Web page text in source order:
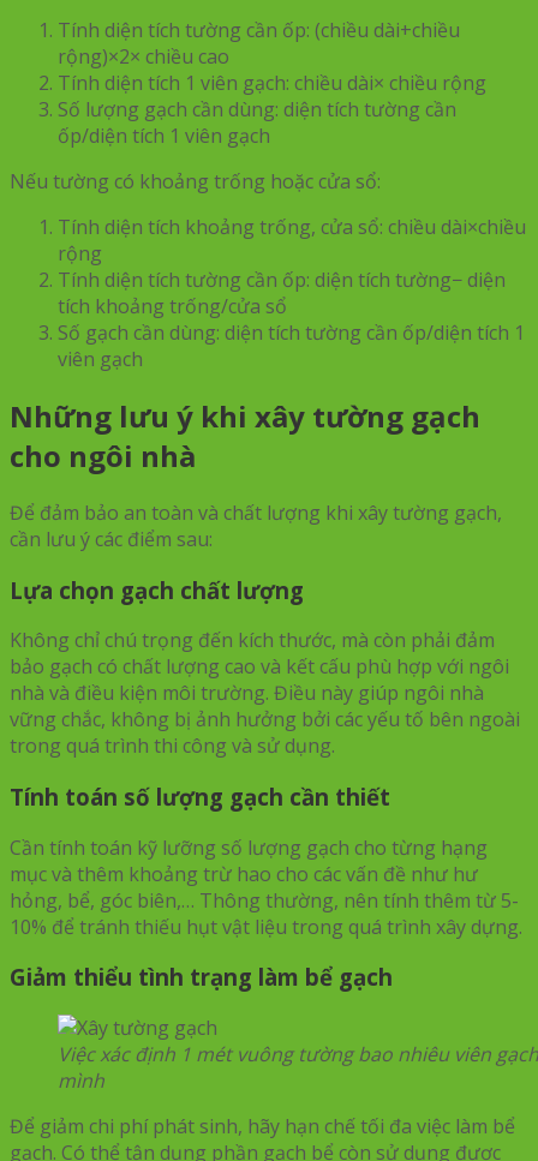
Tính diện tích tường cần ốp: (chiều dài+chiều
rộng)×2× chiều cao
Tính diện tích 1 viên gạch: chiều dài× chiều rộng
Số lượng gạch cần dùng: diện tích tường cần
ốp/diện tích 1 viên gạch
Nếu tường có khoảng trống hoặc cửa sổ:
Tính diện tích khoảng trống, cửa sổ: chiều dài×chiều
rộng
Tính diện tích tường cần ốp: diện tích tường− diện
tích khoảng trống/cửa sổ
Số gạch cần dùng: diện tích tường cần ốp/diện tích 1
viên gạch
Những lưu ý khi xây tường gạch
cho ngôi nhà
Để đảm bảo an toàn và chất lượng khi xây tường gạch,
cần lưu ý các điểm sau:
Lựa chọn gạch chất lượng
Không chỉ chú trọng đến kích thước, mà còn phải đảm
bảo gạch có chất lượng cao và kết cấu phù hợp với ngôi
nhà và điều kiện môi trường. Điều này giúp ngôi nhà
vững chắc, không bị ảnh hưởng bởi các yếu tố bên ngoài
trong quá trình thi công và sử dụng.
Tính toán số lượng gạch cần thiết
Cần tính toán kỹ lưỡng số lượng gạch cho từng hạng
mục và thêm khoảng trừ hao cho các vấn đề như hư
hỏng, bể, góc biên,… Thông thường, nên tính thêm từ 5-
10% để tránh thiếu hụt vật liệu trong quá trình xây dựng.
Giảm thiểu tình trạng làm bể gạch
Việc xác định 1 mét vuông tường bao nhiêu viên
mình
Để giảm chi phí phát sinh, hãy hạn chế tối đa việc làm bể
gạch. Có thể tận dụng phần gạch bể còn sử dụng được